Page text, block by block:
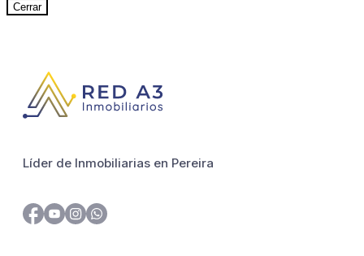
Cerrar
Líder de Inmobiliarias en Pereira